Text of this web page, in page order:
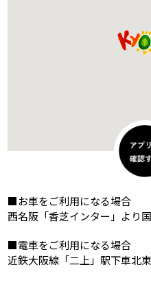
■お車をご利用になる場合
西名阪「香芝インター」より
■電車をご利用になる場合
近鉄大阪線「二上」駅下車北